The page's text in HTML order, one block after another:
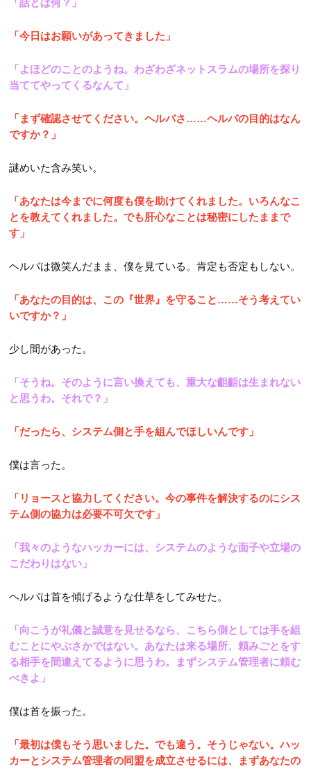
「今日はお願いがあってきました」
「よほどのことのようね。わざわざネットスラムの場所を探り
当ててやってくるなんて」
「まず確認させてください。ヘルバさ……ヘルバの目的はなん
ですか？」
謎めいた含み笑い。
「あなたは今までに何度も僕を助けてくれました。いろんなこ
とを教えてくれました。でも肝心なことは秘密にしたままで
す」
ヘルバは微笑んだまま、僕を見ている。肯定も否定もしない。
「あなたの目的は、この『世界』を守ること……そう考えてい
いですか？」
少し間があった。
「そうね。そのように言い換えても、重大な齟齬は生まれない
と思うわ。それで？」
「だったら、システム側と手を組んでほしいんです」
僕は言った。
「リョースと協力してください。今の事件を解決するのにシス
テム側の協力は必要不可欠です」
「我々のようなハッカーには、システムのような面子や立場の
こだわりはない」
ヘルバは首を傾げるような仕草をしてみせた。
「向こうが礼儀と誠意を見せるなら、こちら側としては手を組
むことにやぶさかではない。あなたは来る場所、頼みごとをす
る相手を間違えてるように思うわ。まずシステム管理者に頼む
べきよ」
僕は首を振った。
「最初は僕もそう思いました。でも違う。そうじゃない。ハッ
カーとシステム管理者の同盟を成立させるには、まずあなたの